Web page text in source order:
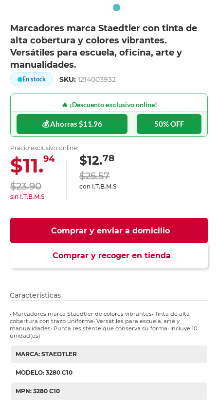
Marcadores marca Staedtler con tinta de
alta cobertura y colores vibrantes.
Versátiles para escuela, oficina, arte y
manualidades.
En stock SKU:1214003932
🔥 ¡Descuento exclusivo online!
💰 Ahorras $11.96 50% OFF
Precio exclusivo online:
$11.94
$23.90
sin I.T.B.M.S
$12.78
$25.57
con I.T.B.M.S
Comprar y enviar a domicilio
Comprar y recoger en tienda
Características
• Marcadores marca Staedtler de colores vibrantes• Tinta de alta
cobertura con trazo uniforme• Versátiles para escuela, arte y
manualidades• Punta resistente que conserva su forma• Incluye 10
unidad(es)
MARCA: STAEDTLER
MODELO: 3280 C10
MPN: 3280 C10